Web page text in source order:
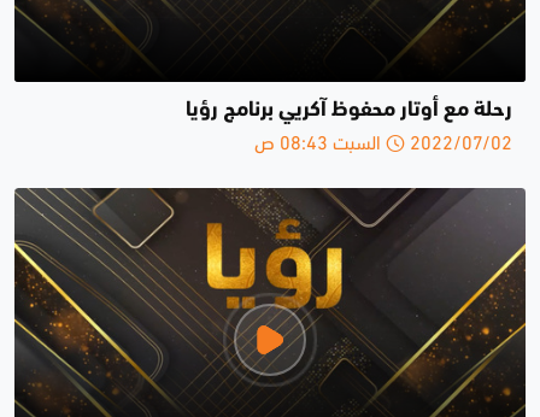
رحلة مع أوتار محفوظ آكريي برنامج رؤيا
2022/07/02 السبت 08:43 ص